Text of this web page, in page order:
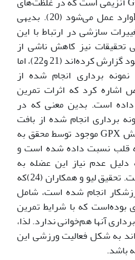
وارد عمل می‌شود (20). بدیهی
سازشی در ارتباط با این
تحقیقات نیز کاهش ناشی از
تمرین بر GPX را در نمونه‌های خود گزارش کرده‌اند (21 و22)، اما
برداری انجام شده از
اشاره کرد که اثرات تمرین
است. بدین معنی که در
و همکاران (23)، نمونه برداری انجام شده از بافت
قلبی بوده‌است که در نهایت کاهش GPX موجود توسط محقق به
قلب نسبت داده شده است و
عدم نیاز این عضله به
افزایش ظرفیت مربوط دانسته‌است. تحقیق لیو و همکاران (24)که
انجام شده است، شامل
بوده‌است که با شرایط تمرین
آنها هم‌خوانی ندارد. لذا،
به شکل فعالیت ورزشی این
باشد.